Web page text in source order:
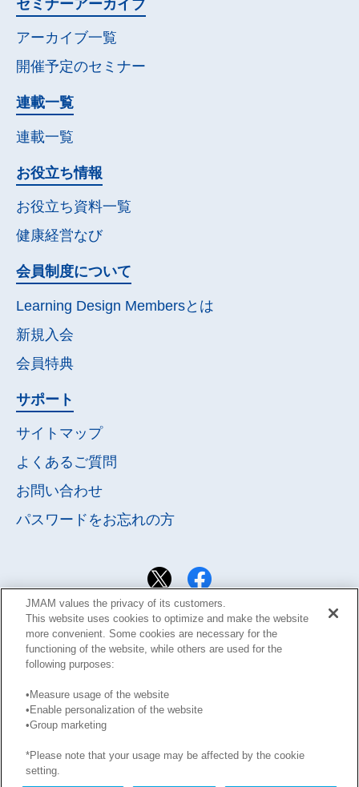
セミナーアーカイブ
アーカイブ一覧
開催予定のセミナー
連載一覧
連載一覧
お役立ち情報
お役立ち資料一覧
健康経営なび
会員制度について
Learning Design Membersとは
新規入会
会員特典
サポート
サイトマップ
よくあるご質問
お問い合わせ
パスワードをお忘れの方
サイト利用規約
Copyright © JMA Management Center Inc.
JMAM values the privacy of its customers.
This website uses cookies to optimize and make the website
more convenient. Some cookies are necessary for the
functioning of the website, while others are used for the
following purposes:
•Measure usage of the website
•Enable personalization of the website
•Group marketing
*Please note that your usage may be affected by the cookie
setting.